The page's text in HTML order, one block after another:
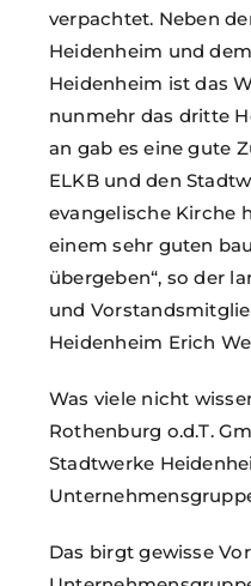
verpachtet. Neben
Heidenheim und
Heidenheim ist das
nunmehr das dritte
an gab es eine gute
ELKB und den
evangelische Kirche
einem sehr guten
übergeben“, so der
und
Heidenheim Erich
Was viele nicht
Rothenburg o.d.T.
Stadtwerke
Das birgt gewisse